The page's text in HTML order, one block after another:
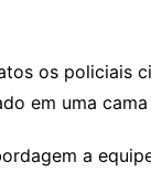
os policiais
em uma
a